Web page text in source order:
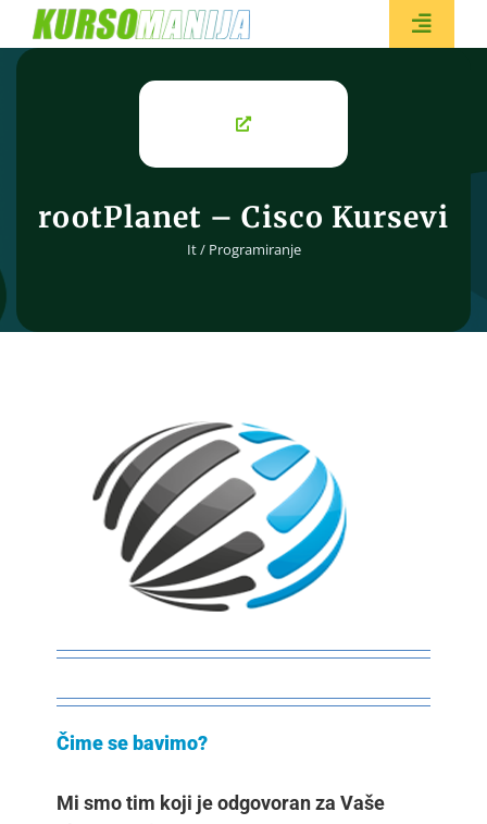
content
Toggle
rootPlanet – Cisco Kursevi
It / Programiranje
Čime se bavimo?
Mi smo tim koji je odgovoran za Vaše